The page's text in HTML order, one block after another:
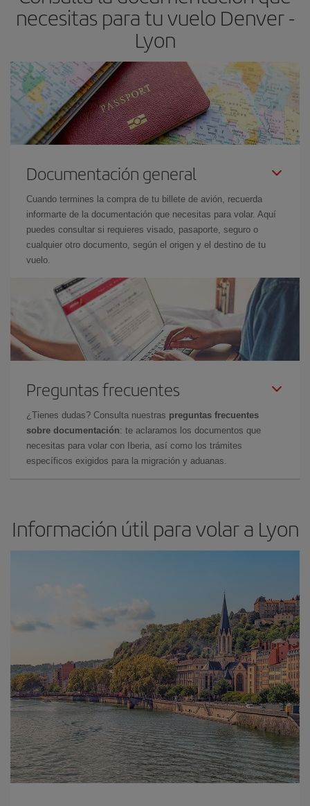
necesitas para tu vuelo Denver -
Lyon
Documentación general
Cuando termines la compra de tu billete de avión, recuerda
informarte de la documentación que necesitas para volar. Aquí
puedes consultar si requieres visado, pasaporte, seguro o
cualquier otro documento, según el origen y el destino de tu
vuelo.
Preguntas frecuentes
¿Tienes dudas? Consulta nuestras preguntas frecuentes
sobre documentación: te aclaramos los documentos que
necesitas para volar con Iberia, así como los trámites
específicos exigidos para la migración y aduanas.
Información útil para volar a Lyon